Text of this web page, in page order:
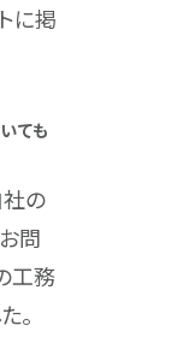
に掲
ても
の
問
工務
。